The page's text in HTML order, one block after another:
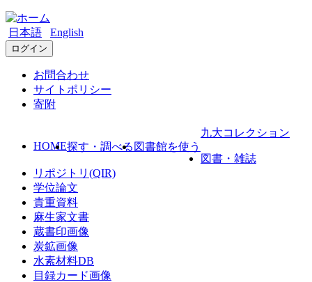
日本語 English
ログイン
お問合わせ
サイトポリシー
寄附
HOME探す・調べる 図書館を使う
九大コレクション
図書・雑誌
リポジトリ(QIR)
学位論文
貴重資料
麻生家文書
蔵書印画像
炭鉱画像
水素材料DB
目録カード画像